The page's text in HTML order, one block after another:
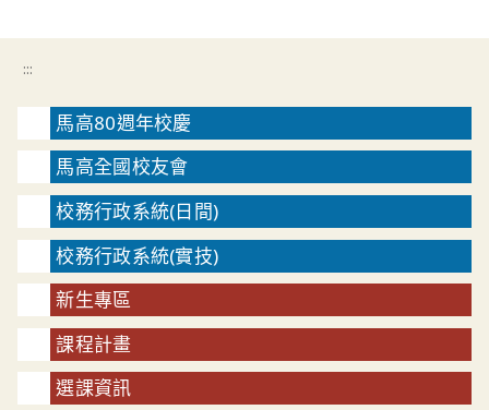
:::
馬高80週年校慶
馬高全國校友會
校務行政系統(日間)
校務行政系統(實技)
新生專區
課程計畫
選課資訊